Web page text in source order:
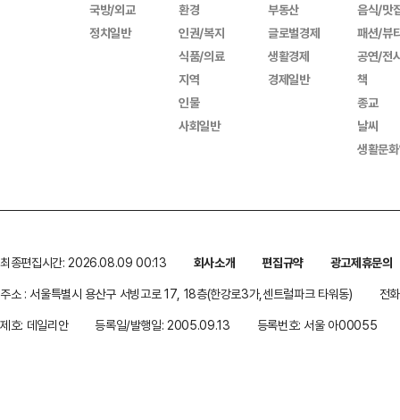
국방/외교
정치일반
환경
인권/복지
식품/의료
지역
인물
사회일반
부동산
글로벌경제
생활경제
경제일반
음식/맛
패션/뷰
공연/전
책
종교
날씨
생활문
최종편집시간: 2026.08.09 00:13 회사소개 편집규약
광고제휴문의
주소 : 서울특별시 용산구 서빙고로 17, 18층(한강로3가,센트럴파크 타워동)
전
제호: 데일리안
등록일/발행일: 2005.09.13 등록번호: 서울 아00055